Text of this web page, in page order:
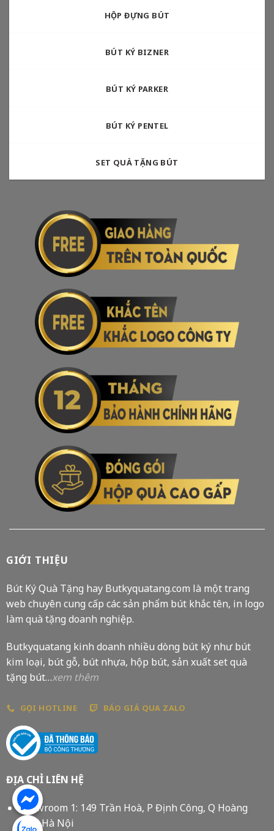
HỘP ĐỰNG BÚT
BÚT KÝ BIZNER
BÚT KÝ PARKER
BÚT KÝ PENTEL
SET QUÀ TẶNG BÚT
GIỚI THIỆU
Bút Ký Quà Tặng hay Butkyquatang.com là một trang
web chuyên cung cấp các sản phẩm bút khắc tên, in logo
làm quà tặng doanh nghiệp.
Butkyquatang kinh doanh nhiều dòng bút ký như bút
kim loại, bút gỗ, bút nhựa, hộp bút, sản xuất set quà
tặng bút…xem thêm
GỌI HOTLINE BÁO GIÁ QUA ZALO
ĐỊA CHỈ LIÊN HỆ
Showroom 1: 149 Trần Hoà, P Định Công, Q Hoàng
Mai, Hà Nội